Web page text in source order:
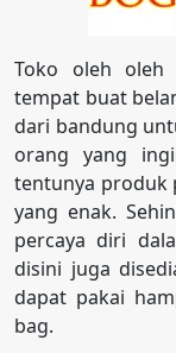
Toko oleh oleh
tempat buat
dari bandung
orang yang
tentunya produk
yang enak.
percaya diri
disini juga
dapat pakai
bag.